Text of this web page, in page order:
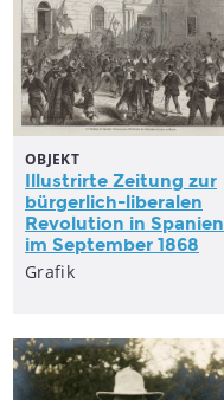
OBJEKT
Illustrirte Zeitung zur
bürgerlich-liberalen
Revolution in Spanien
im September 1868
Grafik